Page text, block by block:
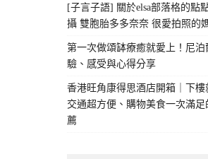
[子言子語] 關於elsa部落格的點
攝 雙胞胎多多奈奈 很愛拍照的
第一次做頌缽療癒就愛上！尼
驗、感受與心得分享
香港旺角康得思酒店開箱｜下樓
交通超方便、購物美食一次滿足
薦